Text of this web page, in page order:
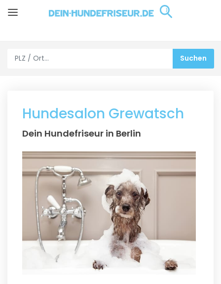
Hundesalon Grewatsch
Dein Hundefriseur in Berlin